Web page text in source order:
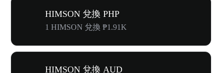
HIMSON 兌換 PHP
1 HIMSON 兌換 ₱1.91K
HIMSON 兌換 AUD